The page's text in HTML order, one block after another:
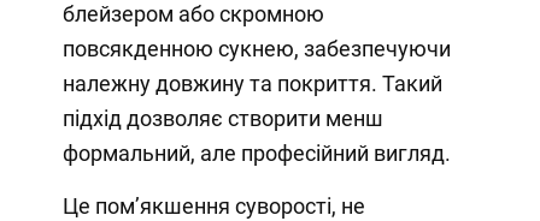
блейзером або скромною
повсякденною сукнею, забезпечуючи
належну довжину та покриття. Такий
підхід дозволяє створити менш
формальний, але професійний вигляд.
Це пом’якшення суворості, не